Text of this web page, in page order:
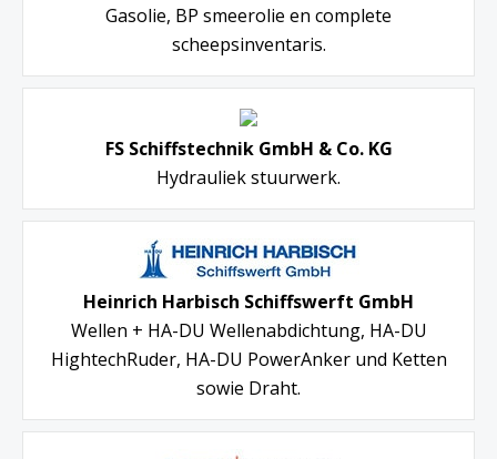
Gasolie, BP smeerolie en complete
scheepsinventaris.
FS Schiffstechnik GmbH & Co. KG
Hydrauliek stuurwerk.
Heinrich Harbisch Schiffswerft GmbH
Wellen + HA-DU Wellenabdichtung, HA-DU
HightechRuder, HA-DU PowerAnker und Ketten
sowie Draht.